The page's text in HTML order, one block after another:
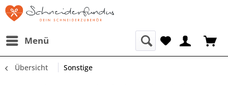
Menü
Übersicht Sonstige